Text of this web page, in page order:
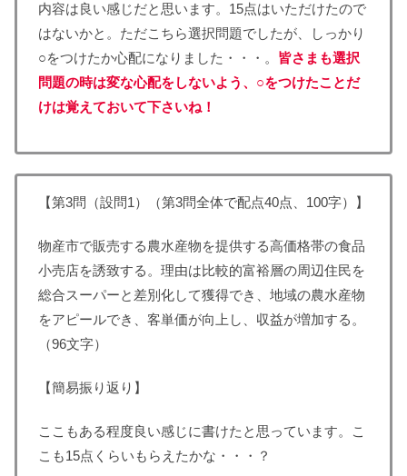
内容は良い感じだと思います。15点はいただけたので
はないかと。ただこちら選択問題でしたが、しっかり
○をつけたか心配になりました・・・。 皆さまも選択
問題の時は変な心配をしないよう、○をつけたことだ
けは覚えておいて下さいね！
【第3問（設問1）（第3問全体で配点40点、100字）】
物産市で販売する農水産物を提供する高価格帯の食品
小売店を誘致する。理由は比較的富裕層の周辺住民を
総合スーパーと差別化して獲得でき、地域の農水産物
をアピールでき、客単価が向上し、収益が増加する。
（96文字）
【簡易振り返り】
ここもある程度良い感じに書けたと思っています。こ
こも15点くらいもらえたかな・・・？